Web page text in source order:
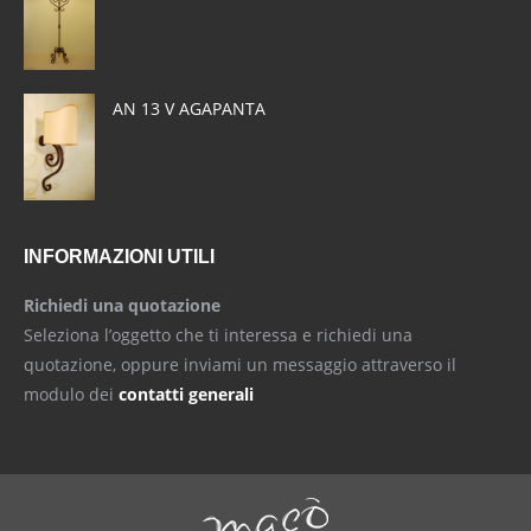
window
AN 13 V AGAPANTA
INFORMAZIONI UTILI
Richiedi una quotazione
Seleziona l’oggetto che ti interessa e richiedi una
quotazione, oppure inviami un messaggio attraverso il
modulo dei contatti generali